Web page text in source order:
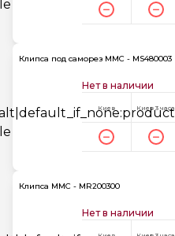
Клипса под саморез MMC - MS480003
Нет в наличии
Киев Киев 3 часа
Клипса MMC - MR200300
Нет в наличии